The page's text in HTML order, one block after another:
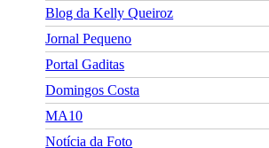
Blog da Kelly Queiroz
Jornal Pequeno
Portal Gaditas
Domingos Costa
MA10
Notícia da Foto